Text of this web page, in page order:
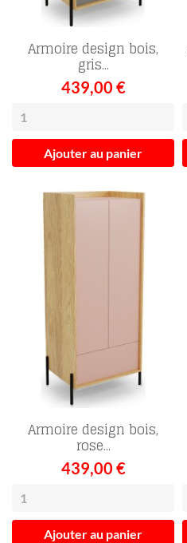
Armoire design bois,
gris...
439,00 €
Ajouter au panier
Armoire design bois,
rose...
439,00 €
Ajouter au panier